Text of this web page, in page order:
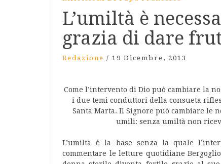
L’umiltà è
grazia di dare
Redazione / 19 Dicembre, 2013
Come l’intervento di Dio può cambiare la
i due temi conduttori della consueta
Santa Marta. Il Signore può cambiare le
umili: senza umiltà non
L’umiltà è la base senza la quale
commentare le letture quotidiane